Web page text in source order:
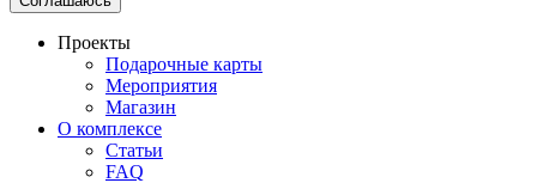
Проекты
Подарочные карты
Мероприятия
Магазин
О комплексе
Статьи
FAQ